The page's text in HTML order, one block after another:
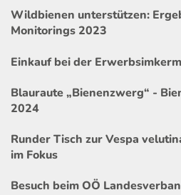
Wildbienen unterstützen:
Monitorings 2023
Einkauf bei der
Blauraute „Bienenzwerg“ -
2024
Runder Tisch zur Vespa
im Fokus
Besuch beim OÖ